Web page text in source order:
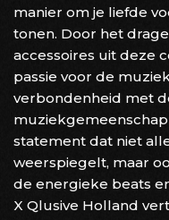
manier om je liefde
tonen. Door het
accessoires uit deze
passie voor de
verbondenheid met
statement dat niet
weerspiegelt, maar
de energieke beats
X Qlusive Holland